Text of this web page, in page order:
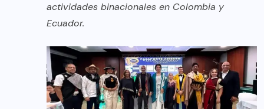
actividades binacionales en Colombia y
Ecuador.